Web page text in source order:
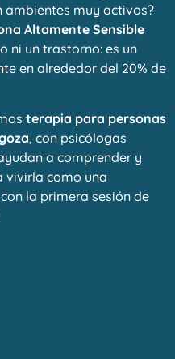
ambientes muy activos?
Altamente Sensible
ni un trastorno: es un
en alrededor del 20% de
terapia para personas
, con psicólogas
a comprender y
vivirla como una
la primera sesión de